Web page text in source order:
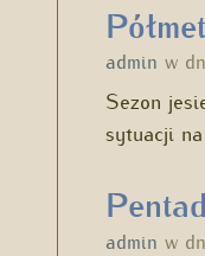
admin w
Sezon
sytuacji
admin w